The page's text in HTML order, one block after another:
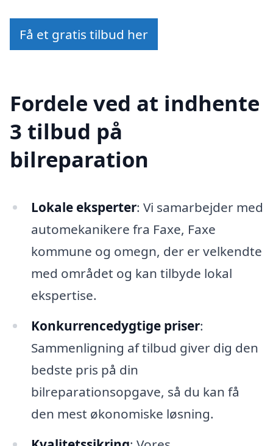
Få et gratis tilbud her
Fordele ved at indhente
3 tilbud på
bilreparation
Lokale eksperter: Vi samarbejder med
automekanikere fra Faxe, Faxe
kommune og omegn, der er velkendte
med området og kan tilbyde lokal
ekspertise.
Konkurrencedygtige priser:
Sammenligning af tilbud giver dig den
bedste pris på din
bilreparationsopgave, så du kan få
den mest økonomiske løsning.